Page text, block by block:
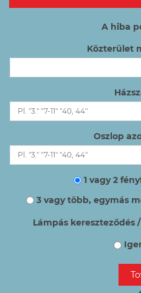
A hiba
Közterület
Oszlop
1 vagy 2
3 vagy több, egymás
Lámpás kereszteződés